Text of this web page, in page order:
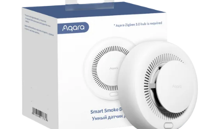
登入會員
建立新帳號
會員資料管理